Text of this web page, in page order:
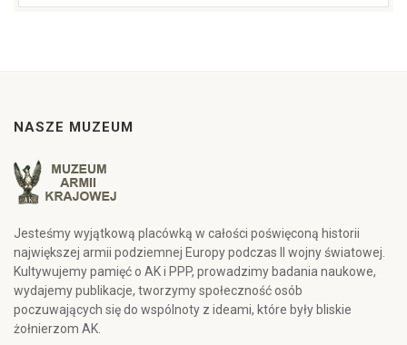
NASZE MUZEUM
Jesteśmy wyjątkową placówką w całości poświęconą historii
największej armii podziemnej Europy podczas II wojny światowej.
Kultywujemy pamięć o AK i PPP, prowadzimy badania naukowe,
wydajemy publikacje, tworzymy społeczność osób
poczuwających się do wspólnoty z ideami, które były bliskie
żołnierzom AK.